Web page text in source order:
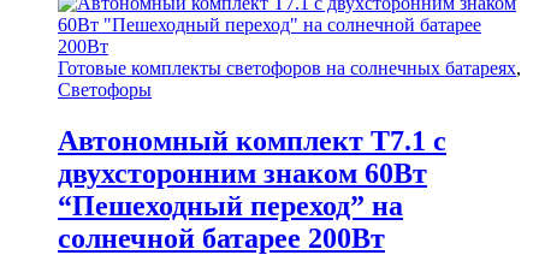
Готовые комплекты светофоров на солнечных батареях,
Светофоры
Автономный комплект Т7.1 с
двухсторонним знаком 60Вт
“Пешеходный переход” на
солнечной батарее 200Вт